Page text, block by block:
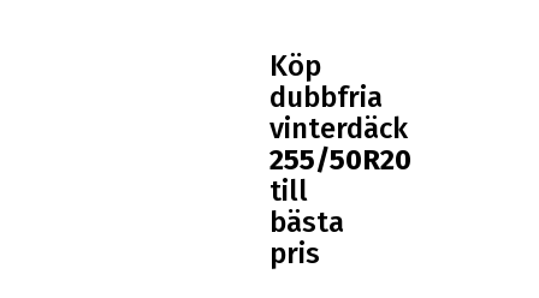
Köp
dubbfria
vinterdäck
255/50R20
till
bästa
pris